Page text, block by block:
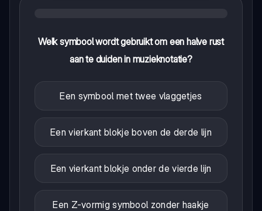
Welk symbool wordt gebruikt om een halve rust
aan te duiden in muzieknotatie?
Een symbool met twee vlaggetjes
Een vierkant blokje boven de derde lijn
Een vierkant blokje onder de vierde lijn
Een Z-vormig symbool zonder haakje